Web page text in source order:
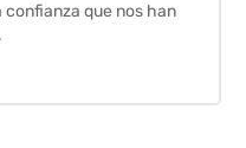
confianza que nos han